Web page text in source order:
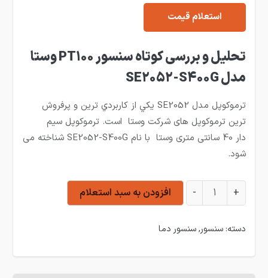
استعلام قیمت
تحلیل و بررسی کوتاه سنسور PT100 وستا
مدل SE2052-S400G
ترموکوپل مدل SE2052 يكي از كاربردي ترين و پرفروش
ترين ترموکوپل های شركت وستا است. ترموکوپل سیم
دار 40 سانتی متری وستا با نام SE2052-S400G شناخته می
شود.
PT100 سیم دار میله 40 سانتی متری وستا SE2052-S400G عدد
+
- افزودن به سبد استعلام
دسته:سنسور,سنسور دما